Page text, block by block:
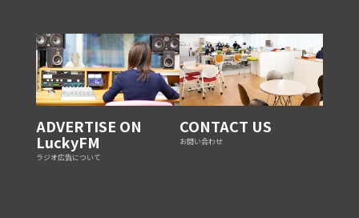
ADVERTISE ON
LuckyFM
ラジオ広告について
CONTACT US
お問い合わせ